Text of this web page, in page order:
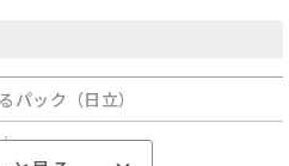
や狭い場所も快適清掃
続
ース
ードモデル
る高性能クリーナー
格
パック（日立）